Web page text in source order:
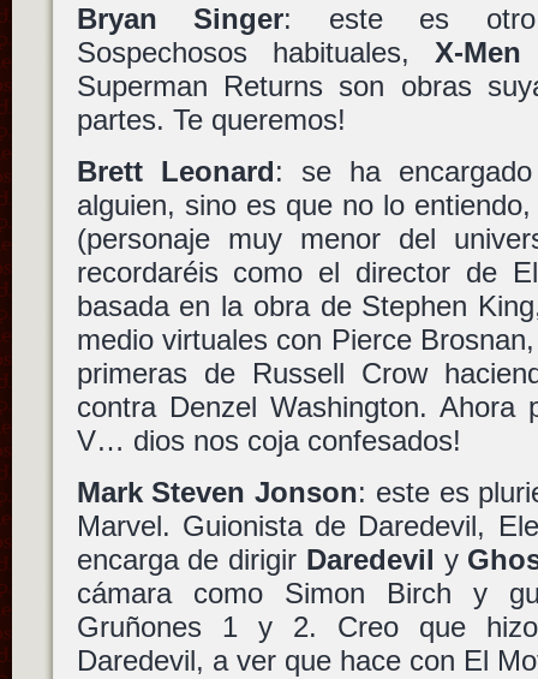
Bryan Singer: este es otro
Sospechosos habituales, X-
Superman Returns son obras
partes. Te queremos!
Brett Leonard: se ha
alguien, sino es que no lo
(personaje muy menor del
recordaréis como el director de
basada en la obra de Stephen
medio virtuales con Pierce
primeras de Russell Crow
contra Denzel Washington. Ahora
V… dios nos coja confesados!
Mark Steven Jonson: este es
Marvel. Guionista de Daredevil,
encarga de dirigir Daredevil y
cámara como Simon Birch y
Gruñones 1 y 2. Creo que
Daredevil, a ver que hace con El